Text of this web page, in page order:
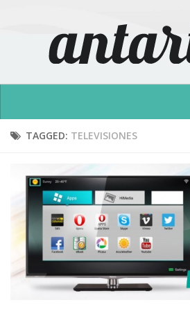
Inicio
Configuraciones
Reviews
Promociones
Opiniones
Tutoriales
TAGGED: TELEVISIONES